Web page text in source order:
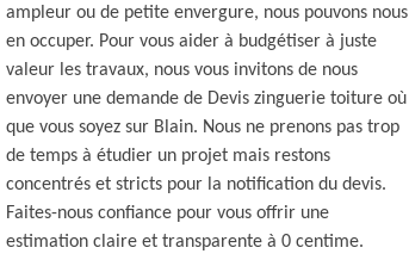
ampleur ou de petite envergure, nous pouvons nous
en occuper. Pour vous aider à budgétiser à juste
valeur les travaux, nous vous invitons de nous
envoyer une demande de Devis zinguerie toiture où
que vous soyez sur Blain. Nous ne prenons pas trop
de temps à étudier un projet mais restons
concentrés et stricts pour la notification du devis.
Faites-nous confiance pour vous offrir une
estimation claire et transparente à 0 centime.